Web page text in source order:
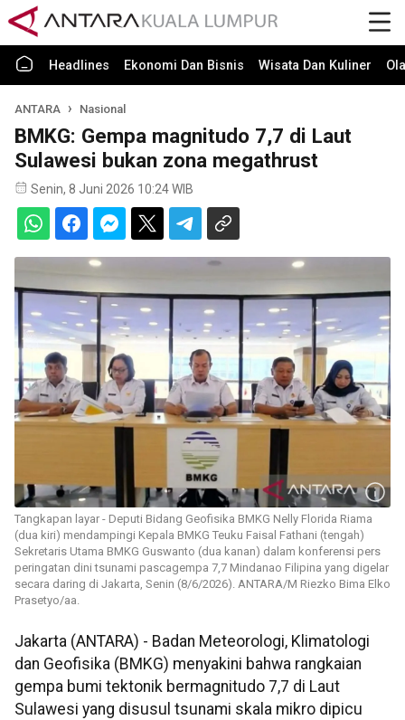
Headlines Ekonomi Dan Bisnis Wisata Dan Kuliner
ANTARA Nasional
BMKG: Gempa magnitudo 7,7 di Laut
Sulawesi bukan zona megathrust
Senin, 8 Juni 2026 10:24 WIB
Tangkapan layar - Deputi Bidang Geofisika BMKG Nelly Florida Riama
(dua kiri) mendampingi Kepala BMKG Teuku Faisal Fathani (tengah)
Sekretaris Utama BMKG Guswanto (dua kanan) dalam konferensi pers
peringatan dini tsunami pascagempa 7,7 Mindanao Filipina yang digelar
secara daring di Jakarta, Senin (8/6/2026). ANTARA/M Riezko Bima Elko
Prasetyo/aa.
Jakarta (ANTARA) - Badan Meteorologi, Klimatologi
dan Geofisika (BMKG) menyakini bahwa rangkaian
gempa bumi tektonik bermagnitudo 7,7 di Laut
Sulawesi yang disusul tsunami skala mikro dipicu